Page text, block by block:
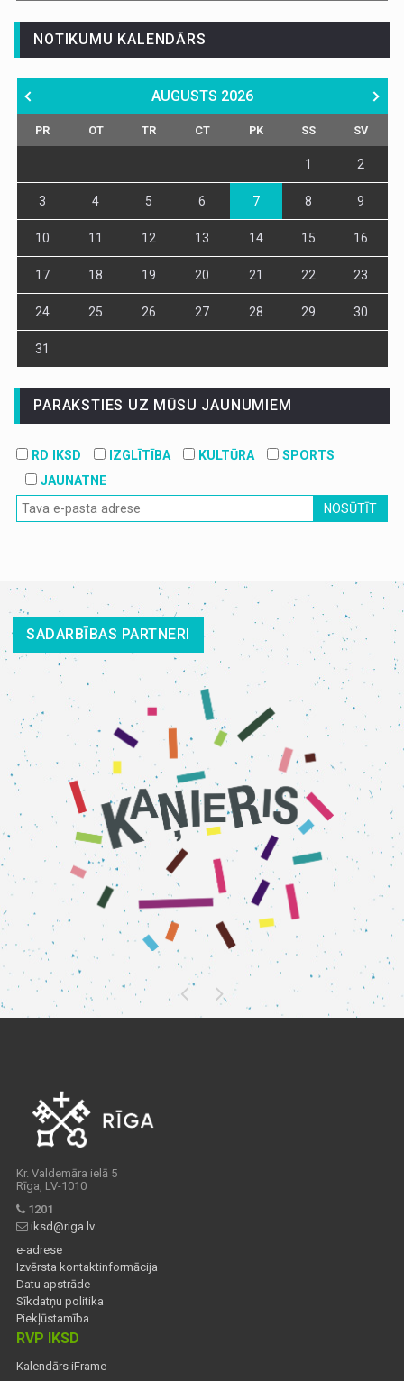
NOTIKUMU KALENDĀRS
AUGUSTS 2026
PR OT TR CT PK SS SV
1 2
3 4 5 6 7 8 9
10 11 12 13 14 15 16
17 18 19 20 21 22 23
24 25 26 27 28 29 30
31
PARAKSTIES UZ MŪSU JAUNUMIEM
RD IKSD IZGLĪTĪBA KULTŪRA
SPORTS
JAUNATNE
NOSŪTĪT
SADARBĪBAS PARTNERI
Kr. Valdemāra ielā 5
Rīga, LV-1010
1201
iksd@riga.lv
e-adrese
Izvērsta kontaktinformācija
Datu apstrāde
Sīkdatņu politika
Piekļūstamība
RVP IKSD
Kalendārs iFrame